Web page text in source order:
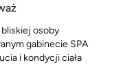
osoby
gabinecie SPA
i kondycji ciała